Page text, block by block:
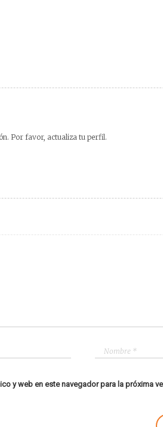
Por favor, actualiza tu perfil.
y web en este navegador para la próxima